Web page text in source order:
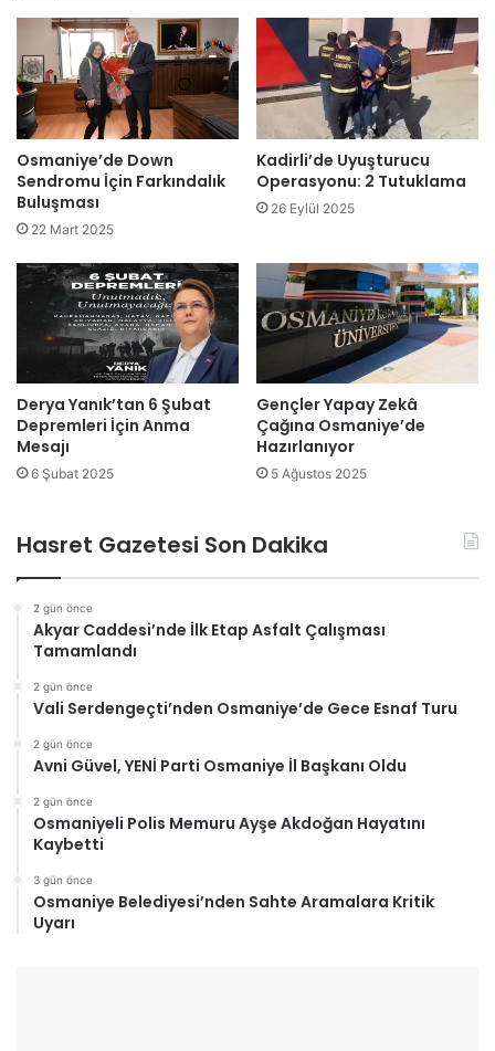
Osmaniye’de Down
Sendromu İçin Farkındalık
Buluşması
22 Mart 2025
Kadirli’de Uyuşturucu
Operasyonu: 2 Tutuklama
26 Eylül 2025
Derya Yanık’tan 6 Şubat
Depremleri İçin Anma
Mesajı
6 Şubat 2025
Gençler Yapay Zekâ
Çağına Osmaniye’de
Hazırlanıyor
5 Ağustos 2025
Hasret Gazetesi Son Dakika
2 gün önce
Akyar Caddesi’nde İlk Etap Asfalt Çalışması
Tamamlandı
2 gün önce
Vali Serdengeçti’nden Osmaniye’de Gece Esnaf Turu
2 gün önce
Avni Güvel, YENİ Parti Osmaniye İl Başkanı Oldu
2 gün önce
Osmaniyeli Polis Memuru Ayşe Akdoğan Hayatını
Kaybetti
3 gün önce
Osmaniye Belediyesi’nden Sahte Aramalara Kritik
Uyarı